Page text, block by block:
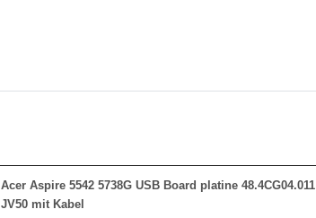
Acer Aspire 5542 5738G USB Board platine 48.4CG04.011
JV50 mit Kabel